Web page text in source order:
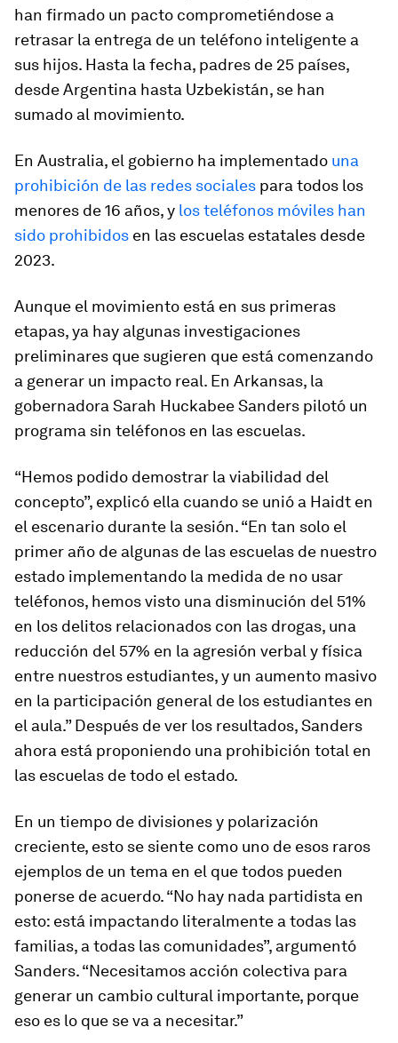
han firmado un pacto comprometiéndose a
retrasar la entrega de un teléfono inteligente a
sus hijos. Hasta la fecha, padres de 25 países,
desde Argentina hasta Uzbekistán, se han
sumado al movimiento.
En Australia, el gobierno ha implementado una
prohibición de las redes sociales para todos los
menores de 16 años, y los teléfonos móviles han
sido prohibidos en las escuelas estatales desde
2023.
Aunque el movimiento está en sus primeras
etapas, ya hay algunas investigaciones
preliminares que sugieren que está comenzando
a generar un impacto real. En Arkansas, la
gobernadora Sarah Huckabee Sanders pilotó un
programa sin teléfonos en las escuelas.
“Hemos podido demostrar la viabilidad del
concepto”, explicó ella cuando se unió a Haidt en
el escenario durante la sesión. “En tan solo el
primer año de algunas de las escuelas de nuestro
estado implementando la medida de no usar
teléfonos, hemos visto una disminución del 51%
en los delitos relacionados con las drogas, una
reducción del 57% en la agresión verbal y física
entre nuestros estudiantes, y un aumento masivo
en la participación general de los estudiantes en
el aula.” Después de ver los resultados, Sanders
ahora está proponiendo una prohibición total en
las escuelas de todo el estado.
En un tiempo de divisiones y polarización
creciente, esto se siente como uno de esos raros
ejemplos de un tema en el que todos pueden
ponerse de acuerdo. “No hay nada partidista en
esto: está impactando literalmente a todas las
familias, a todas las comunidades”, argumentó
Sanders. “Necesitamos acción colectiva para
generar un cambio cultural importante, porque
eso es lo que se va a necesitar.”